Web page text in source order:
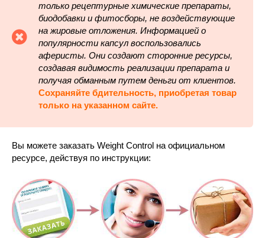
только рецептурные химические препараты,
биодобавки и фитосборы, не воздействующие
на жировые отложения. Информацией о
популярности капсул воспользовались
аферисты. Они создают сторонние ресурсы,
создавая видимость реализации препарата и
получая обманным путем деньги от клиентов.
Сохраняйте бдительность, приобретая товар
только на указанном сайте.
Вы можете заказать Weight Control на официальном
ресурсе, действуя по инструкции: